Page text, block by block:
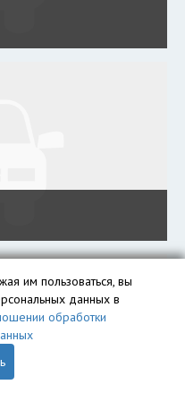
им пользоваться, вы
данных в
обработки